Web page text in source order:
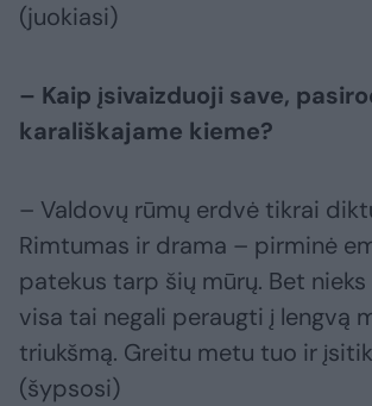
(juokiasi)
– Kaip įsivaizduoji save,
karališkajame kieme?
– Valdovų rūmų erdvė tikrai
Rimtumas ir drama – pirminė
patekus tarp šių mūrų. Bet nieks
visa tai negali peraugti į lengvą
triukšmą. Greitu metu tuo ir
(šypsosi)